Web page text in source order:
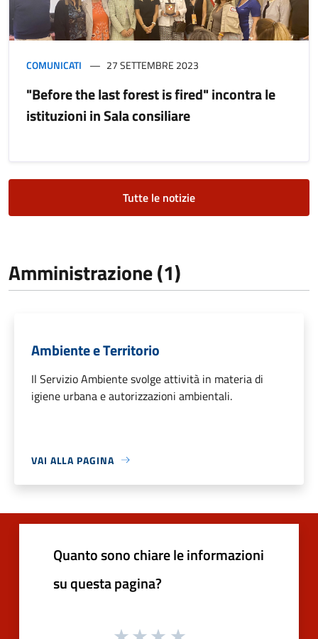
COMUNICATI 27 SETTEMBRE 2023
"Before the last forest is fired" incontra le
istituzioni in Sala consiliare
Tutte le notizie
Amministrazione (1)
Ambiente e Territorio
Il Servizio Ambiente svolge attività in materia di
igiene urbana e autorizzazioni ambientali.
VAI ALLA PAGINA
Quanto sono chiare le informazioni
su questa pagina?